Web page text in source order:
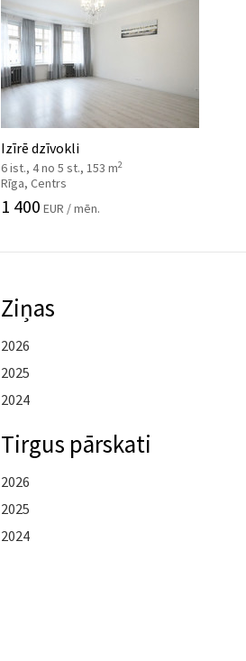
Izīrē dzīvokli
6 ist., 4 no 5 st., 153 m2
Rīga, Centrs
1 400 EUR / mēn.
Ziņas
2026
2025
2024
Tirgus pārskati
2026
2025
2024